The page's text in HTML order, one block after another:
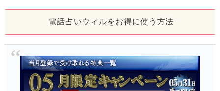
電話占いウィルをお得に使う方法